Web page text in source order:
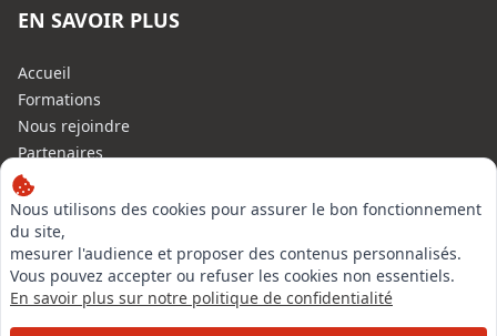
Nous utilisons des cookies pour assurer le bon fonctionnement
du site,
mesurer l'audience et proposer des contenus personnalisés.
Vous pouvez accepter ou refuser les cookies non essentiels.
En savoir plus sur notre politique de confidentialité
EN SAVOIR PLUS
Accueil
Formations
Nous rejoindre
Partenaires
Autres missions
Le C.N.E.
Membre IVSC
Logiciel
L’Expert
Tarifs